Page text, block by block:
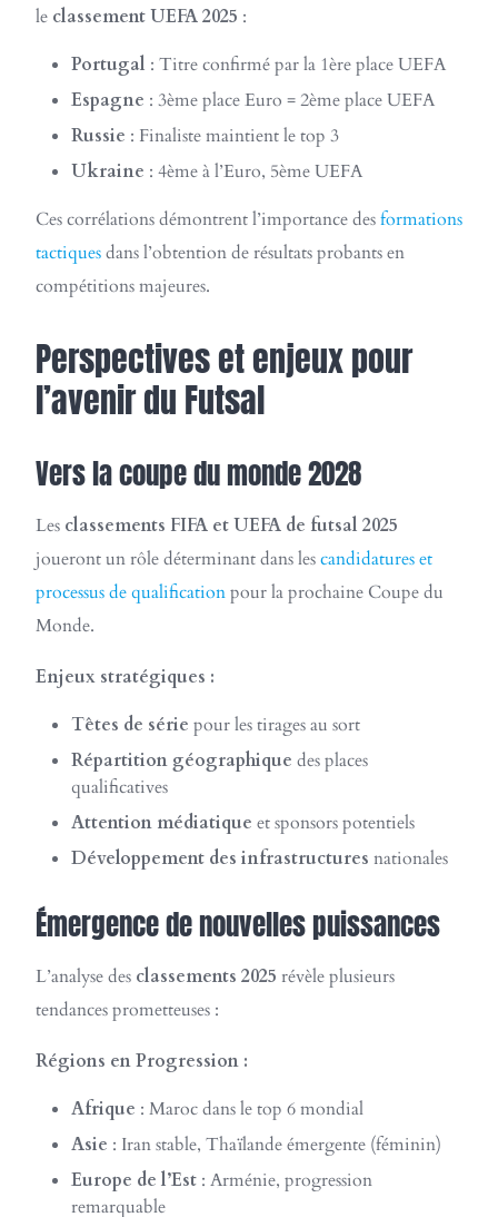
le classement UEFA 2025 :
Portugal : Titre confirmé par la 1ère place UEFA
Espagne : 3ème place Euro = 2ème place UEFA
Russie : Finaliste maintient le top 3
Ukraine : 4ème à l’Euro, 5ème UEFA
Ces corrélations démontrent l’importance desformations
tactiquesdans l’obtention de résultats probants en
compétitions majeures.
Perspectives et enjeux pour
l’avenir du Futsal
Vers la coupe du monde 2028
Les classements FIFA et UEFA de futsal 2025
joueront un rôle déterminant dans lescandidatures et
processus de qualificationpour la prochaine Coupe du
Monde.
Enjeux stratégiques :
Têtes de série pour les tirages au sort
Répartition géographique des places
qualificatives
Attention médiatique et sponsors potentiels
Développement des infrastructures nationales
Émergence de nouvelles puissances
L’analyse des classements 2025 révèle plusieurs
tendances prometteuses :
Régions en Progression :
Afrique : Maroc dans le top 6 mondial
Asie : Iran stable, Thaïlande émergente (féminin)
Europe de l’Est : Arménie, progression
remarquable